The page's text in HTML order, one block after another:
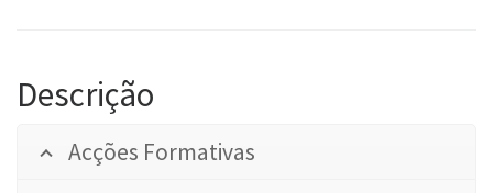
Descrição
Acções Formativas